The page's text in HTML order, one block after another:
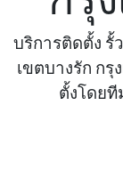
บริการติดตั้ง รั้
เขตบางรัก กรุ
ตั้งโดย